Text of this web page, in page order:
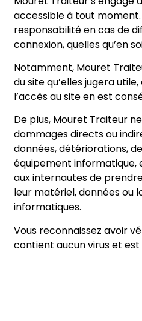
accessible à tout
responsabilité en cas de
connexion, quelles qu’en
Notamment, Mouret
du site qu’elles jugera
l’accès au site en est
De plus, Mouret Traiteur
dommages directs ou
données, détériorations,
équipement informatique,
aux internautes de
leur matériel, données ou
informatiques.
Vous reconnaissez avoir
contient aucun virus et